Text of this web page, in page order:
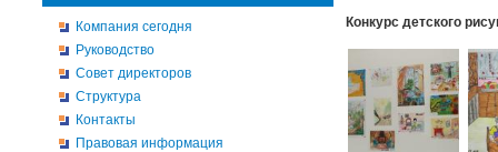
Компания сегодня
Руководство
Совет директоров
Структура
Контакты
Правовая информация
Конкурс детского